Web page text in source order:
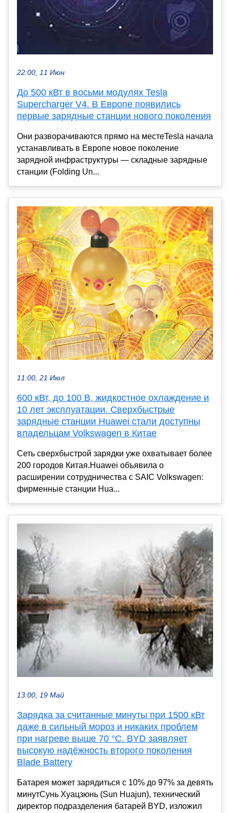
22:00, 11 Июн
До 500 кВт в восьми модулях Tesla
Supercharger V4. В Европе появились
первые зарядные станции нового поколения
Они разворачиваются прямо на местеTesla начала
устанавливать в Европе новое поколение
зарядной инфраструктуры — складные зарядные
станции (Folding Un...
11:00, 21 Июл
600 кВт, до 100 В, жидкостное охлаждение и
10 лет эксплуатации. Сверхбыстрые
зарядные станции Huawei стали доступны
владельцам Volkswagen в Китае
Сеть сверхбыстрой зарядки уже охватывает более
200 городов Китая.Huawei объявила о
расширении сотрудничества с SAIC Volkswagen:
фирменные станции Hua...
13:00, 19 Май
Зарядка за считанные минуты при 1500 кВт
даже в сильный мороз и никаких проблем
при нагреве выше 70 °C. BYD заявляет
высокую надёжность второго поколения
Blade Battery
Батарея может зарядиться с 10% до 97% за девять
минутСунь Хуацзюнь (Sun Huajun), технический
директор подразделения батарей BYD, изложил